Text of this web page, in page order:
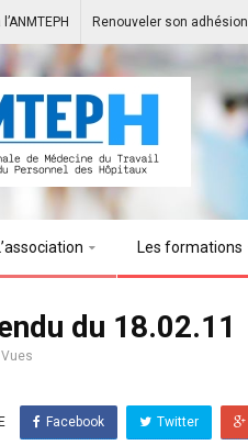
Renouveler son adhésion
Les formations
du 18.02.11
Facebook Twitter